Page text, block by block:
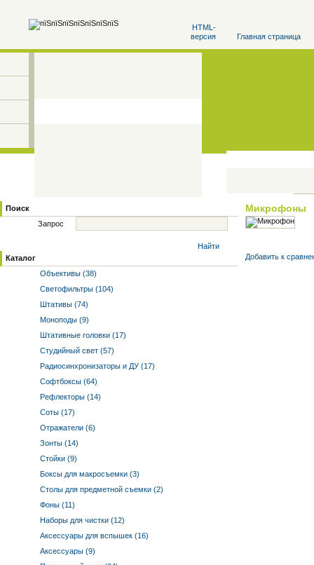
HTML-
версия
Главная страница
Поиск
Запрос
Найти
Каталог
Объективы (38)
Светофильтры (104)
Штативы (74)
Моноподы (9)
Штативные головки (17)
Студийный свет (57)
Радиосинхронизаторы и ДУ (17)
Софтбоксы (64)
Рефлекторы (14)
Соты (17)
Отражатели (6)
Зонты (14)
Стойки (9)
Боксы для макросъемки (3)
Столы для предметной съемки (2)
Фоны (11)
Наборы для чистки (12)
Аксессуары для вспышек (16)
Аксессуары (9)
Микрофоны
Добавить к